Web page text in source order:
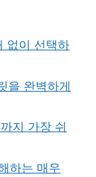
없이 선택하
을 완벽하게
지 가장 쉬
하는 매우